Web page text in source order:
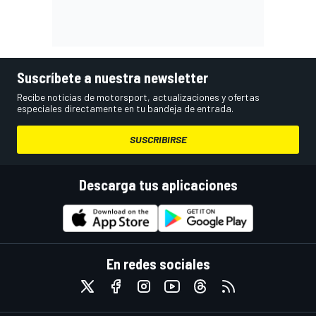
Suscríbete a nuestra newsletter
Recibe noticias de motorsport, actualizaciones y ofertas
especiales directamente en tu bandeja de entrada.
SUSCRIBIRSE
Descarga tus aplicaciones
En redes sociales